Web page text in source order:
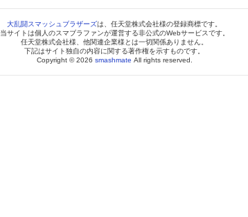
大乱闘スマッシュブラザーズは、任天堂株式会社様の登録商標です。
当サイトは個人のスマブラファンが運営する非公式のWebサービスです。
任天堂株式会社様、他関連企業様とは一切関係ありません。
下記はサイト独自の内容に関する著作権を示すものです。
Copyright © 2026 smashmate All rights reserved.